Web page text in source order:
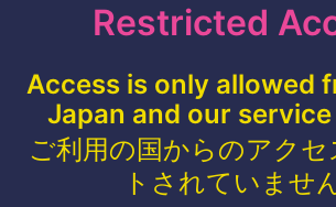
Restricted
Access is only allowed
Japan and our
ご利用の国からのアク
トされていません